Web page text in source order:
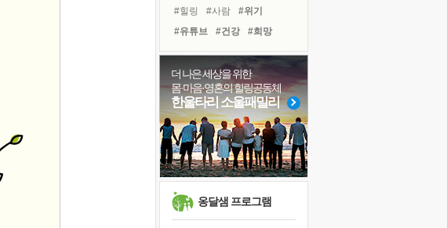
졸업식 사진을 보며
아픈 아버지를 위한 공간 설계
극심한 변비, 어깨결림, 수면 장애
보고 싶은 어머니
유년 시절의 부산 영도 바다
못된 꼰대들
거울 속의 나
희망이란
'모른다'는 것
#힐링
#사람
#위기
#유튜브
#건강
#희망
#바이러스
#독서
#극복
#도움
#비전캠프
#선택
#면역력
#나눔
#리더
#독서캠프
#삶 #다짐
더 나은 세상을 위한
몸·마음·영혼의 힐링공동체
한울타리 소울패밀리
옹달샘 프로그램